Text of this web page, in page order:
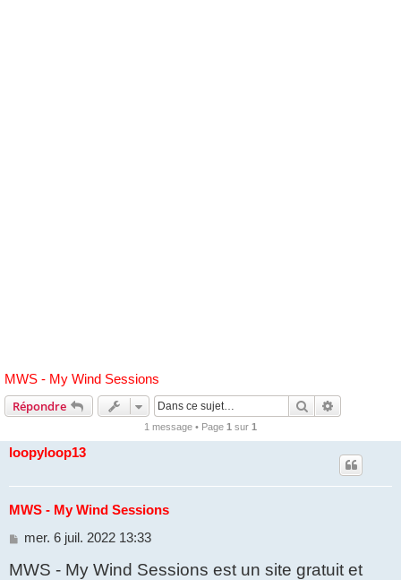
MWS - My Wind Sessions
Répondre Rechercher
1 message • Page 1 sur 1
loopyloop13
MWS - My Wind Sessions
M
s
mer. 6 juil. 2022 13:33
MWS - My Wind Sessions est un site gratuit et